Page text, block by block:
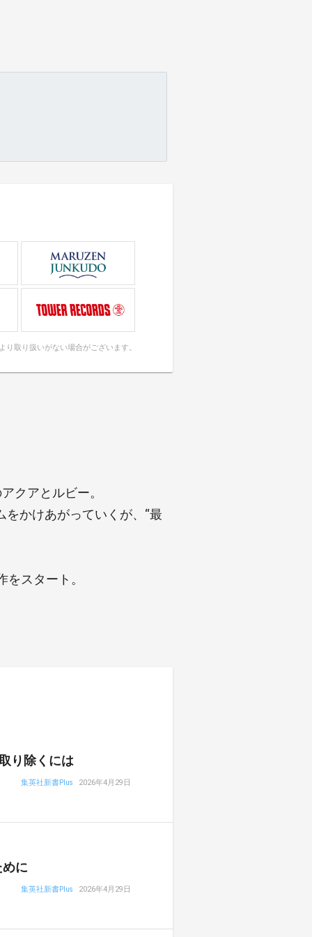
り取り扱いがない場合がございます。
クアとルビー。
かけあがっていくが、“最
スタート。
り除くには
集英社新書Plus 2026年4月29日
に
集英社新書Plus 2026年4月29日